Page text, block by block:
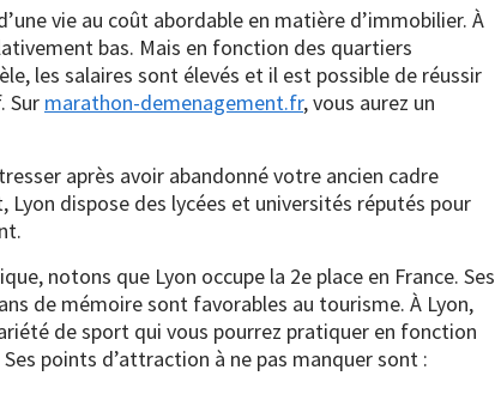
vie au coût abordable en matière d’immobilier. À
bas. Mais en fonction des quartiers
les salaires sont élevés et il est possible de réussir
Sur marathon-demenagement.fr, vous aurez un
après avoir abandonné votre ancien cadre
Lyon dispose des lycées et universités réputés pour
notons que Lyon occupe la 2e place en France. Ses
de mémoire sont favorables au tourisme. À Lyon,
de sport qui vous pourrez pratiquer en fonction
points d’attraction à ne pas manquer sont :